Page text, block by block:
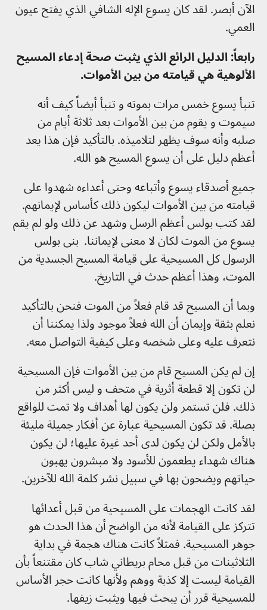
الآن أبصر. لقد كان يسوع الإله الشافي الذي يفتح عيون
العمي.
رابعاً: الدليل الرائع الذي يثبت صحة إدعاء المسيح
الألوهية هي قيامته من بين الأموات.
تنبأ يسوع خمس مرات بموته و تنبأ أيضاً كيف أنه
سيموت و يقوم من بين الأموات بعد ثلاثة أيام من
صلبه وأنه سوف يظهر لتلاميذه. بالتأكيد فإن هذا يعد
أعظم دليل على أن يسوع المسيح هو الله.
جميع أصدقاء يسوع وأتباعه وحتى أعداءه شهدوا على
قيامته من بين الأموات ليكون ذلك كأساس لإيمانهم.
لقد كتب بولس أعظم الرسل وشهد عن ذلك ولو لم يقم
يسوع من الموت لكان لا معنى لإيماننا. بنى بولس
الرسول كل المسيحية على قيامة المسيح الجسدية من
الموت، وهذا أعظم حدث في التاريخ.
وبما أن المسيح قد قام فعلاً من الموت فنحن بالتأكيد
نعلم بثقة وإيمان أن الله فعلاً موجود ولذا يمكننا أن
نتعرف عليه وعلى شخصه وعلى كيفية التواصل معه.
إن لم يكن المسيح قام من بين الأموات فإن المسيحية
لن تكون إلا قطعة أثرية في متحف و ليس أكثر من
ذلك. فلن تستمر ولن يكون لها أهداف ولا تمت للواقع
بصلة. قد تكون المسيحية عبارة عن أفكار جميلة مليئة
بالأمل ولكن لن يكون لدى أحد غيرة عليها؛ لن يكون
هناك شهداء يطعمون للأسود ولا مبشرون يهبون
حياتهم ويضحون بها في سبيل نشر كلمة الله للآخرين.
لقد كانت الهجمات على المسيحية من قبل أعدائها
تتركز على القيامة لأنه من الواضح أن هذا الحدث هو
جوهر المسيحية. فمثلاً كانت هناك هجمة في بداية
الثلاثينات من قبل محام بريطاني شاب كان مقتنعاً بأن
القيامة ليست إلا كذبة ووهم ولأنها كانت حجر الأساس
للمسيحية قرر أن يبحث فيها ويثبت زيفها.